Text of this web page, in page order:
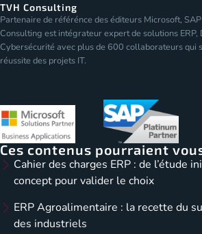
TVH Consulting
Partenaire de référénce des éditeurs Microsoft,
Consulting est intégrateur expert de solutions ERP,
Cybersécurité avec plus de 600 collaborateurs qui
réussite des projets IT.
Ces contenus pourraient
Cahier des charges ERP : de l’étude
concept pour valider le choix
ERP Agroalimentaire : la recette du
des industriels